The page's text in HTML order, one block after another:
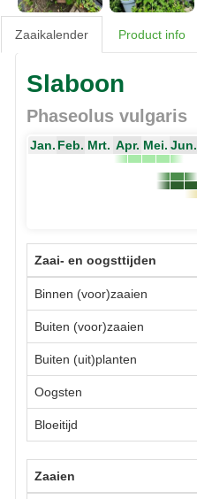
Zaaikalender Product info
Slaboon
Phaseolus vulgaris
Jan. Feb. Mrt. Apr. Mei. Jun.
Zaai- en oogsttijden
Binnen (voor)zaaien
Buiten (voor)zaaien
Buiten (uit)planten
Oogsten
Bloeitijd
Zaaien